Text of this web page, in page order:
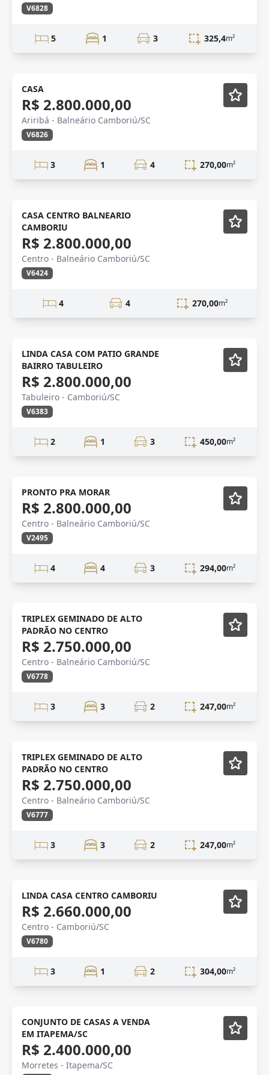
V6828
5 1 3 325,4m²
Novidade
CASA
R$ 2.800.000,00
Ariribá - Balneário Camboriú/SC
V6826
3 1 4 270,00m²
CASA CENTRO BALNEARIO
CAMBORIU
R$ 2.800.000,00
Centro - Balneário Camboriú/SC
V6424
4 4 270,00m²
LINDA CASA COM PATIO GRANDE
BAIRRO TABULEIRO
R$ 2.800.000,00
Tabuleiro - Camboriú/SC
V6383
2 1 3 450,00m²
Mobiliado
PRONTO PRA MORAR
R$ 2.800.000,00
Centro - Balneário Camboriú/SC
V2495
4 4 3 294,00m²
Novidade
TRIPLEX GEMINADO DE ALTO
PADRÃO NO CENTRO
R$ 2.750.000,00
Centro - Balneário Camboriú/SC
V6778
3 3 2 247,00m²
Novidade
TRIPLEX GEMINADO DE ALTO
PADRÃO NO CENTRO
R$ 2.750.000,00
Centro - Balneário Camboriú/SC
V6777
3 3 2 247,00m²
VENDA
LINDA CASA CENTRO CAMBORIU
R$ 2.660.000,00
Centro - Camboriú/SC
V6780
3 1 2 304,00m²
itapema
CONJUNTO DE CASAS A VENDA
EM ITAPEMA/SC
R$ 2.400.000,00
Morretes - Itapema/SC